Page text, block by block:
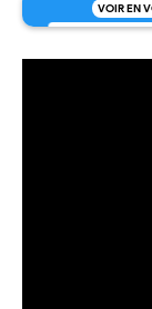
VOIR EN